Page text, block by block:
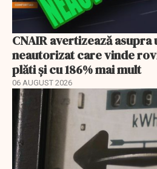
CNAIR avertizează asupra
neautorizat care vinde
plăti și cu 186% mai mult
06 AUGUST 2026